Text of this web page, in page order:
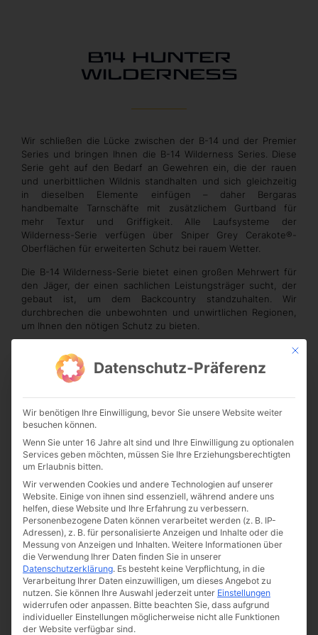
B14 HUNTER
WILDERNESS
Wir schließen die Lücke zwischen der B-14 und der Premier
Series und bringen Ihnen die B-14 Wilderness Series. Diese
Serie geht auf den Bedarf an Gewehren ein, die der rauen
und unerbittlichen Wildnis standhalten und sich gleichzeitig
in dieselben Elemente einfügen – daher Bergaras
handbemalte Tarnschäfte mit zusätzlichem Gurtband für
mehr Textur und Griffigkeit. Alle Laufsysteme der
Wilderness-Serie verfügen über Sniper Grey Cerakote®-
Oberflächen für erweiterten Schutz bei rauem Wetter.
Die B-14 Wilderness-Serie bietet einen großen Mehrwert für
den Jäger, der einen sachlichen Leistungsträger sucht, der
gebaut ist, um dem Backcountry standzuhalten. Wir
durchbrechen die unbewohnten und unwirtlichen Regionen,
um Ihnen den nötigen Schutz zu bieten.
Wir glauben, dass das Wort Wildnis, obwohl es rau, rau und
unversöhnlich sein mag, eher eine Erfahrung als einen Ort
beschreibt. Wir haben die B-14 Wilderness Series gebaut, um
Alle B-14 Wilderness-Gewehre sind in der Lage, mit Match-
Grade-Munition Sub-1,0 MOA-Gruppen oder weniger auf 100
Yards zu produzieren.
Mit
Datenschutz-Präferenz
Wir benötigen Ihre Einwilligung, bevor Sie unsere Website weiter
besuchen können.
Wenn Sie unter 16 Jahre alt sind und Ihre Einwilligung zu optionalen
Services geben möchten, müssen Sie Ihre Erziehungsberechtigten
um Erlaubnis bitten.
Wir verwenden Cookies und andere Technologien auf unserer
Website. Einige von ihnen sind essenziell, während andere uns
helfen, diese Website und Ihre Erfahrung zu verbessern.
Personenbezogene Daten können verarbeitet werden (z. B. IP-
Adressen), z. B. für personalisierte Anzeigen und Inhalte oder die
Messung von Anzeigen und Inhalten. Weitere Informationen über
die Verwendung Ihrer Daten finden Sie in unserer
Datenschutzerklärung. Es besteht keine Verpflichtung, in die
Verarbeitung Ihrer Daten einzuwilligen, um dieses Angebot zu
nutzen. Sie können Ihre Auswahl jederzeit unter Einstellungen
widerrufen oder anpassen. Bitte beachten Sie, dass aufgrund
individueller Einstellungen möglicherweise nicht alle Funktionen
der Website verfügbar sind.